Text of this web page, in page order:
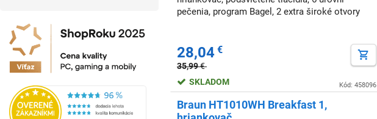
pečenia, program Bagel, 2 extra široké otvory
28,04 €
35,99€
Kód: 458096
SKLADOM
Braun HT1010WH Breakfast 1,